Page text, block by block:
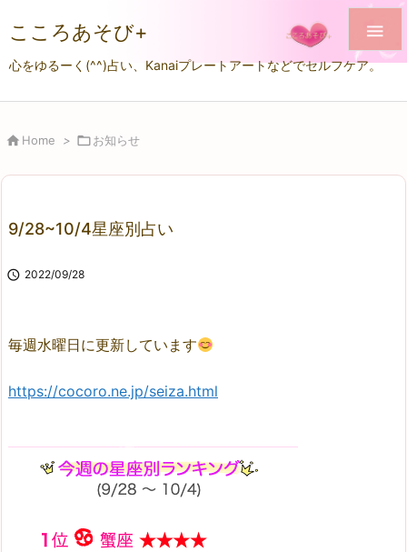
こころあそび+
心をゆるーく(^^)占い、Kanaiプレートアートなどでセルフケア。

 Home > お知らせ
9/28~10/4星座別占い
 2022/09/28
毎週水曜日に更新しています
https://cocoro.ne.jp/seiza.html